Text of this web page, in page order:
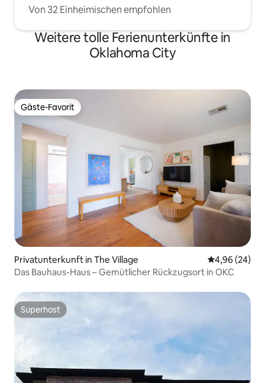
Von 32 Einheimischen empfohlen
Weitere tolle Ferienunterkünfte in
Oklahoma City
Gäste-Favorit
Gäste-Favorit
Privatunterkunft in The Village
4,96 (24)
Das Bauhaus-Haus – Gemütlicher Rückzugsort in OKC
Superhost
Superhost